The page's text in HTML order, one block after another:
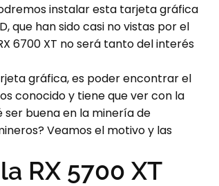
instalar esta tarjeta gráfica
que han sido casi no vistas por el
6700 XT no será tanto del interés
gráfica, es poder encontrar el
conocido y tiene que ver con la
ser buena en la minería de
Veamos el motivo y las
RX 5700 XT